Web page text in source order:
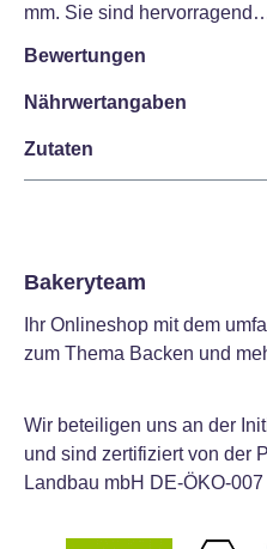
mm. Sie sind
Bewertungen
Nährwertangaben
Zutaten
Bakeryteam
Ihr Onlineshop mit dem
zum Thema Backen und
Wir beteiligen uns an der
und sind zertifiziert von der
Landbau mbH DE-ÖKO-007